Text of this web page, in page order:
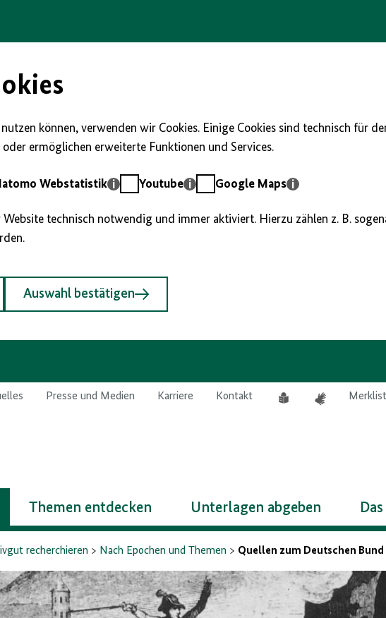
können, verwenden wir Cookies. Einige Cookies sind technisch für
ermöglichen erweiterte Funktionen und Services.
Webstatistik YoutubeYoutube
GoogleGoogle Maps
technisch notwendig und immer aktiviert. Hierzu zählen z. B.
Auswahl bestätigen
Presse und Medien Karriere Kontakt
Leichte
Themen entdecken Unterlagen abgeben
recherchieren Nach Epochen und Themen Quellen zum Deutschen